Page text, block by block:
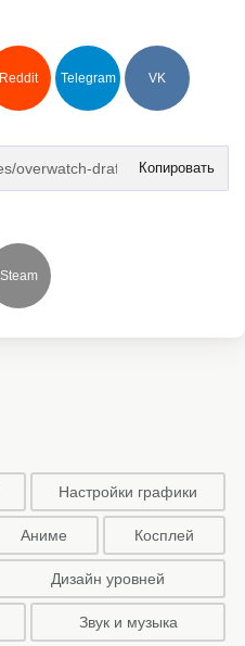
Reddit Telegram VK
Копировать
Steam
Настройки графики
Аниме Косплей
Дизайн уровней
Звук и музыка